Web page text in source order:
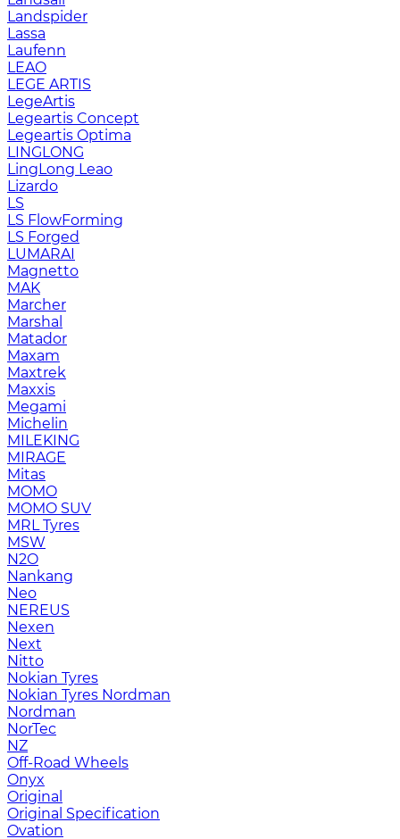
Landspider
Lassa
Laufenn
LEAO
LEGE ARTIS
LegeArtis
Legeartis Concept
Legeartis Optima
LINGLONG
LingLong Leao
Lizardo
LS
LS FlowForming
LS Forged
LUMARAI
Magnetto
MAK
Marcher
Marshal
Matador
Maxam
Maxtrek
Maxxis
Megami
Michelin
MILEKING
MIRAGE
Mitas
MOMO
MOMO SUV
MRL Tyres
MSW
N2O
Nankang
Neo
NEREUS
Nexen
Next
Nitto
Nokian Tyres
Nokian Tyres Nordman
Nordman
NorTec
NZ
Off-Road Wheels
Onyx
Original
Original Specification
Ovation